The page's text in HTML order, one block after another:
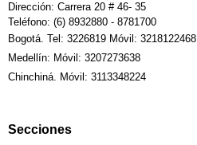
Dirección: Carrera 20 # 46- 35
Teléfono: (6) 8932880 - 8781700
Bogotá. Tel: 3226819 Móvil: 3218122468
Medellín: Móvil: 3207273638
Chinchiná. Móvil: 3113348224
Secciones